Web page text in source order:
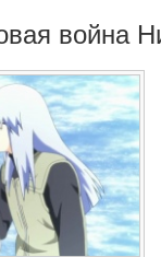
война